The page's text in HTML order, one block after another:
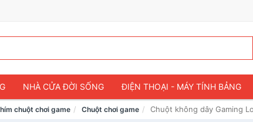
NHÀ CỬA ĐỜI SỐNG ĐIỆN THOẠI - MÁY TÍNH BẢNG
chuột chơi game Chuột chơi game Chuột không dây Gaming